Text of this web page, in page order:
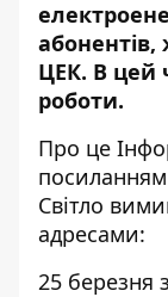
ЦЕК. В цей
роботи.
Про це
Світло
адресами:
25 березня